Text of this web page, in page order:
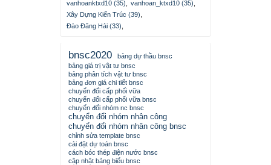
vanhoanktxd10 (35)
vanhoan_ktxd10 (35)
Xây Dựng Kiến Trúc (39)
Đào Đăng Hải (33)
bnsc2020
bảng dự thầu bnsc
bảng giá trị vật tư bnsc
bảng phân tích vật tư bnsc
bảng đơn giá chi tiết bnsc
chuyển đổi cấp phối vữa
chuyển đổi cấp phối vữa bnsc
chuyển đổi nhóm nc bnsc
chuyển đổi nhóm nhân công
chuyển đổi nhóm nhân công bnsc
chỉnh sửa template bnsc
cài đặt dự toán bnsc
cách bóc thép điện nước bnsc
cập nhật bảng biểu bnsc